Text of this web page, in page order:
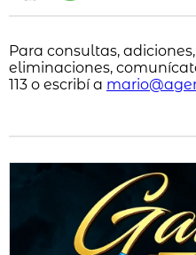
Para consultas,
eliminaciones,
113 o escribí a